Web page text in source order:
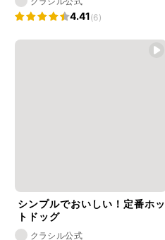
4.41(6)
シンプルでおいしい！定番ホッ
トドッグ
クラシル公式